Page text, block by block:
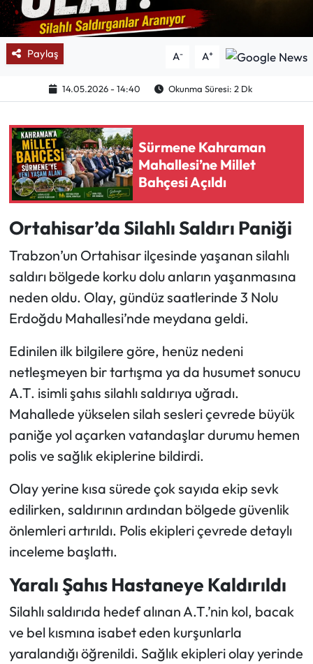
Paylaş A- A+
14.05.2026 - 14:40 Okunma Süresi: 2 Dk
Sürmene Kahraman
Mahallesi’ne Millet
Bahçesi Açıldı
Ortahisar’da Silahlı Saldırı Paniği
Trabzon’un Ortahisar ilçesinde yaşanan silahlı
saldırı bölgede korku dolu anların yaşanmasına
neden oldu. Olay, gündüz saatlerinde 3 Nolu
Erdoğdu Mahallesi’nde meydana geldi.
Edinilen ilk bilgilere göre, henüz nedeni
netleşmeyen bir tartışma ya da husumet sonucu
A.T. isimli şahıs silahlı saldırıya uğradı.
Mahallede yükselen silah sesleri çevrede büyük
paniğe yol açarken vatandaşlar durumu hemen
polis ve sağlık ekiplerine bildirdi.
Olay yerine kısa sürede çok sayıda ekip sevk
edilirken, saldırının ardından bölgede güvenlik
önlemleri artırıldı. Polis ekipleri çevrede detaylı
inceleme başlattı.
Yaralı Şahıs Hastaneye Kaldırıldı
Silahlı saldırıda hedef alınan A.T.’nin kol, bacak
ve bel kısmına isabet eden kurşunlarla
yaralandığı öğrenildi. Sağlık ekipleri olay yerinde
Karikatür Galeri
BIK
Mektup Galeri
Ekonomi
Sağlık
Turizm
Teknoloji